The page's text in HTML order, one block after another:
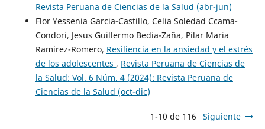
Revista Peruana de Ciencias de la Salud (abr-jun)
Flor Yessenia Garcia-Castillo, Celia Soledad Ccama-
Condori, Jesus Guillermo Bedia-Zaña, Pilar Maria
Ramirez-Romero, Resiliencia en la ansiedad y el estrés
de los adolescentes , Revista Peruana de Ciencias de
la Salud: Vol. 6 Núm. 4 (2024): Revista Peruana de
Ciencias de la Salud (oct-dic)
1-10 de 116 Siguiente